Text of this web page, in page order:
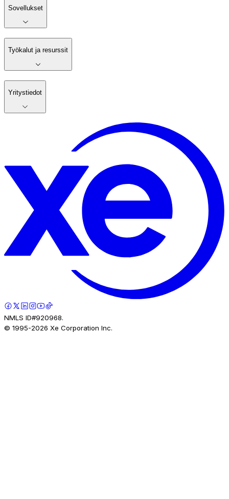
Sovellukset
Työkalut ja resurssit
Yritystiedot
NMLS ID#920968.
© 1995-2026 Xe Corporation Inc.